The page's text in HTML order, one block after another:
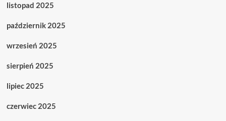
listopad 2025
październik 2025
wrzesień 2025
sierpień 2025
lipiec 2025
czerwiec 2025